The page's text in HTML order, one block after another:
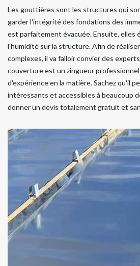
Les gouttières sont les structures qui
garder l'intégrité des fondations des
est parfaitement évacuée. Ensuite, elles
l'humidité sur la structure. Afin de
complexes, il va falloir convier des
couverture est un zingueur professionnel
d'expérience en la matière. Sachez qu'il
intéressants et accessibles à beaucoup
donner un devis totalement gratuit et